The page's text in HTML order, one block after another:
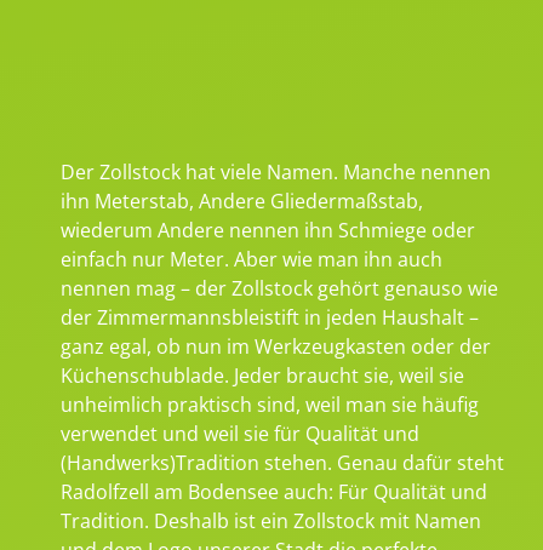
Der Zollstock hat viele Namen. Manche nennen
ihn Meterstab, Andere Gliedermaßstab,
wiederum Andere nennen ihn Schmiege oder
einfach nur Meter. Aber wie man ihn auch
nennen mag – der Zollstock gehört genauso wie
der Zimmermannsbleistift in jeden Haushalt –
ganz egal, ob nun im Werkzeugkasten oder der
Küchenschublade. Jeder braucht sie, weil sie
unheimlich praktisch sind, weil man sie häufig
verwendet und weil sie für Qualität und
(Handwerks)Tradition stehen. Genau dafür steht
Radolfzell am Bodensee auch: Für Qualität und
Tradition. Deshalb ist ein Zollstock mit Namen